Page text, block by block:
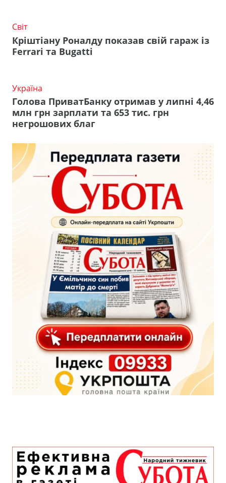
Світ
Кріштіану Роналду показав свій гараж із
Ferrari та Bugatti
Україна
Голова ПриватБанку отримав у липні 4,46
млн грн зарплати та 653 тис. грн
негрошових благ